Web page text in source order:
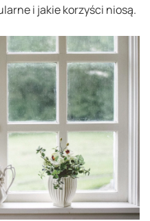
i jakie korzyści niosą.